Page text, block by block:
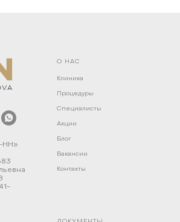
О НАС
Клиника
Процедуры
Специалисты
Акции
Блог
Вакансии
Контакты